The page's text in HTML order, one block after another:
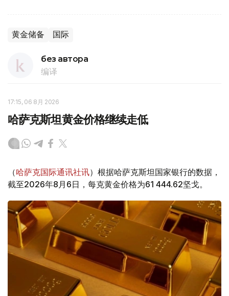
黄金储备 国际
без автора
编译
17:15, 06 8月 2026
哈萨克斯坦黄金价格继续走低
（哈萨克国际通讯社讯）根据哈萨克斯坦国家银行的数据，
截至2026年8月6日，每克黄金价格为61 444.62坚戈。